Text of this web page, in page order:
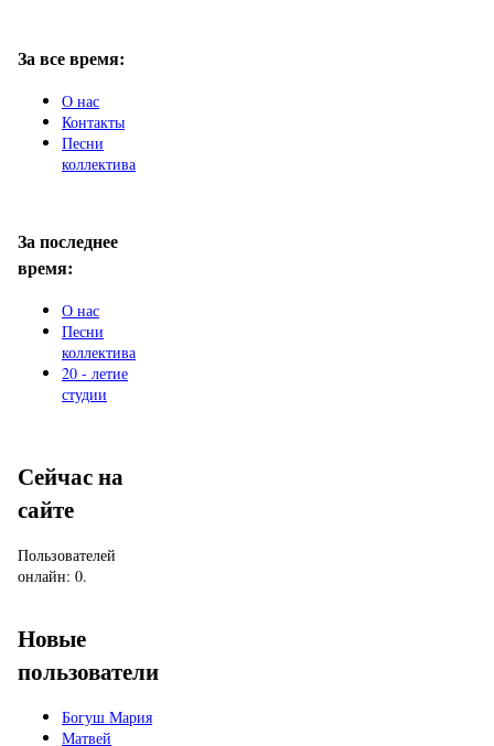
За все время:
О нас
Контакты
Песни
коллектива
За последнее
время:
О нас
Песни
коллектива
20 - летие
студии
Сейчас на
сайте
Пользователей
онлайн: 0.
Новые
пользователи
Богуш Мария
Матвей